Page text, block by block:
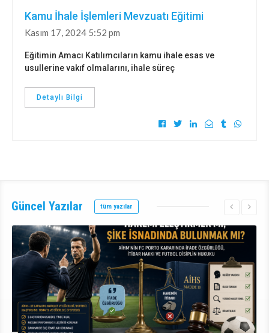
Kamu İhale İşlemleri Mevzuatı Eğitimi
Kasım 17, 2024 5:52 pm
Eğitimin Amacı Katılımcıların kamu ihale esas ve
usullerine vakıf olmalarını, ihale süreç
Detaylı Bilgi
Güncel Yazılar tüm yazılar
Detaylı Bilgi